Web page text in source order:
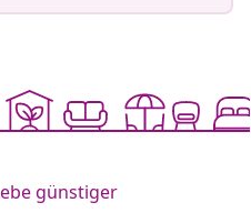
günstiger